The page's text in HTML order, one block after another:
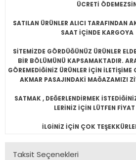
ÜCRETİ
SATILAN ÜRÜNLER ALICI TARAFINDAN
SAAT İÇİNDE KARGOYA
SİTEMİZDE GÖRDÜĞÜNÜZ ÜRÜNLER
BİR BÖLÜMÜNÜ KAPSAMAKTADIR.
GÖREMEDİĞİNİZ ÜRÜNLER İÇİN
AKMAR PASAJINDAKİ MAĞAZAMIZI
SATMAK , DEĞERLENDİRMEK
LERİNİZ İÇİN LÜTFEN
İLGİNİZ İÇİN ÇOK
Taksit Seçenekleri